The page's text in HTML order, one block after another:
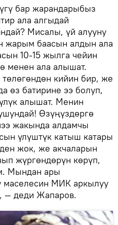
бар жарандарыбыз
ала алгыдай
Мисалы, үй алууну
жарым баасын алдын ала
10-15 жылга чейин
менен ала алышат.
кийин бир, же
өз батирине ээ болуп,
алышат. Менин
Өзүңүздөргө
жакында алдамчы
үлүштүк катыш катары
жок, же акчаларын
жүргөндөрүн көрүп,
Мындан ары
маселесин МИК аркылуу
— деди Жапаров.